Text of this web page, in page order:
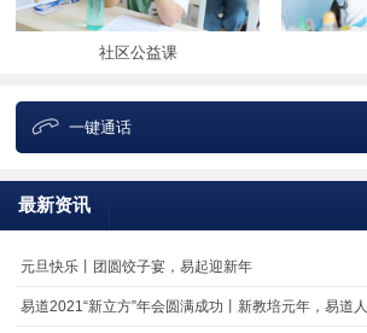
社区公益课
一键通话
最新资讯
元旦快乐丨团圆饺子宴，易起迎新年
易道2021“新立方”年会圆满成功丨新教培元年，易道